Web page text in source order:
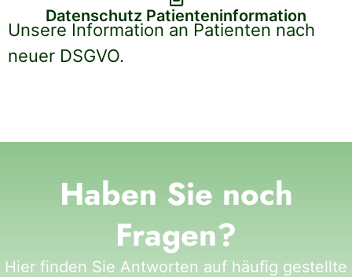
Datenschutz Patienteninformation
Unsere Information an Patienten nach
neuer DSGVO.
Haben Sie noch
Fragen?
Hier finden Sie Antworten auf häufig gestellte